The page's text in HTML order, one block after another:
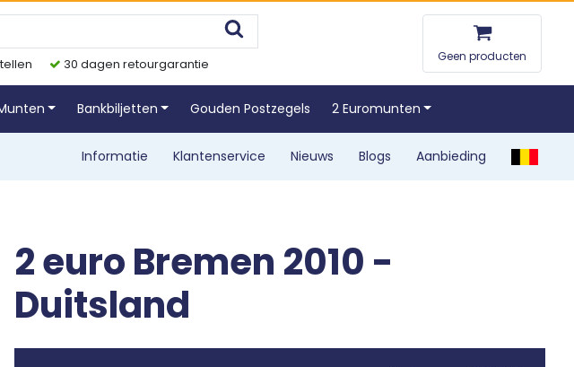
30 dagen retourgarantie
Geen producten
Bankbiljetten Gouden Postzegels 2 Euromunten
Informatie Klantenservice Nieuws Blogs Aanbieding
2 euro Bremen 2010 -
Duitsland